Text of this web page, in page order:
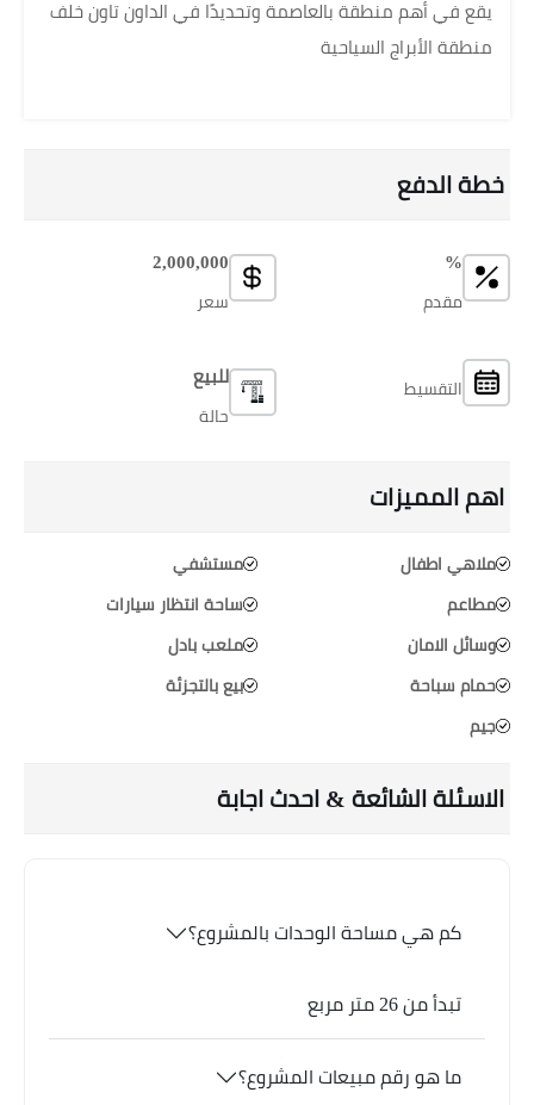
يقع في أهم منطقة بالعاصمة وتحديدًا في الداون تاون خلف
منطقة الأبراج السياحية
خطة الدفع
%
مقدم
التقسيط
2,000,000
سعر
للبيع
حالة
اهم المميزات
ملاهي اطفال
مطاعم
وسائل الامان
حمام سباحة
جيم
مستشفي
ساحة انتظار سيارات
ملعب بادل
بيع بالتجزئة
الاسئلة الشائعة & احدث اجابة
كم هي مساحة الوحدات بالمشروع؟
تبدأ من 26 متر مربع
ما هو رقم مبيعات المشروع؟